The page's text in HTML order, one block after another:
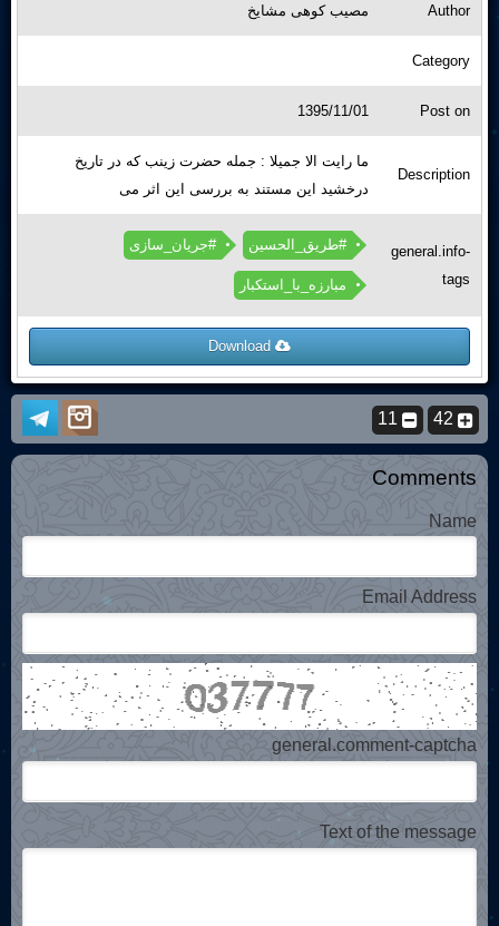
Author مصیب کوهی مشایخ
Category
Post on
1395/11/01
Description
ما رایت الا جمیلا : جمله حضرت زینب که در تاریخ
درخشید این مستند به بررسی این اثر می
general.info-
tags
#طریق_الحسین #جریان_سازی
مبارزه_با_استکبار
42
11
Comments
Name
Email Address
general.comment-captcha
Text of the message